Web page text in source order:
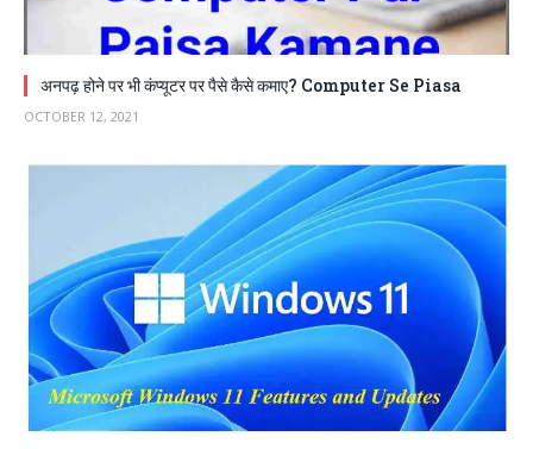
अनपढ़ होने पर भी कंप्यूटर पर पैसे कैसे कमाए? Computer Se Piasa
OCTOBER 12, 2021